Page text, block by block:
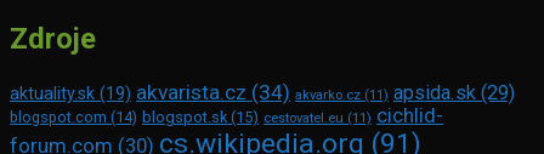
Zdroje
aktuality.sk (19) akvarista.cz (34) akvarko.cz (11) apsida.sk (29)
blogspot.com (14) blogspot.sk (15) cestovatel.eu (11) cichlid-
forum.com (30) cs.wikipedia.org (91)